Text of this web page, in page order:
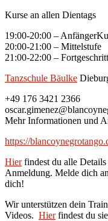
Kurse an allen Dientags
19:00-20:00 –
20:00-21:00 – Mittelstufe
21:00-22:00 –
Tanzschule Bäulke
+49 176 3421 2366
Mehr Informationen und
https://
Hierfindest du alle
Anmeldung. Melde dich
dich!
Wir unterstützen dein
Videos. Hierfindest du